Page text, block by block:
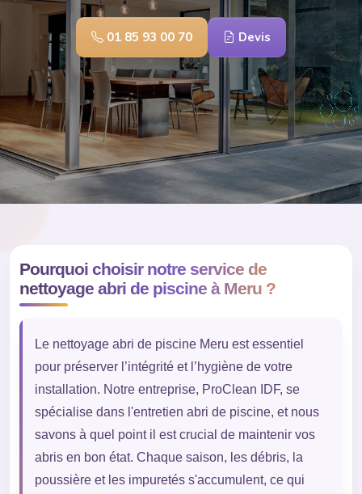
01 85 93 00 70 Devis
Pourquoi choisir notre service de
nettoyage abri de piscine à Meru ?
Le nettoyage abri de piscine Meru est essentiel
pour préserver l’intégrité et l’hygiène de votre
installation. Notre entreprise, ProClean IDF, se
spécialise dans l'entretien abri de piscine, et nous
savons à quel point il est crucial de maintenir vos
abris en bon état. Chaque saison, les débris, la
poussière et les impuretés s'accumulent, ce qui